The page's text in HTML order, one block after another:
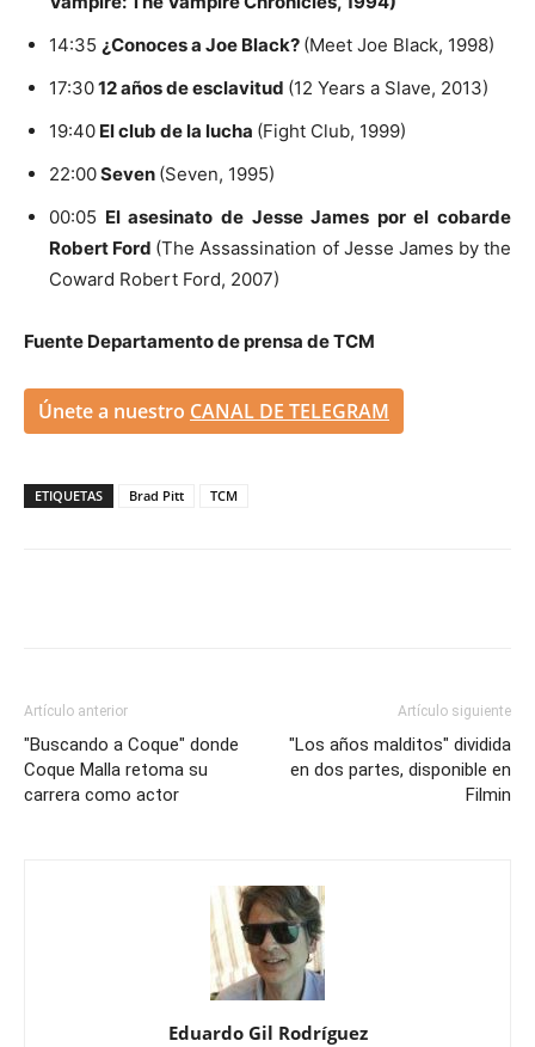
14:35 ¿Conoces a Joe Black? (Meet Joe Black, 1998)
17:3012 años de esclavitud (12 Years a Slave, 2013)
19:40 El club de la lucha (Fight Club, 1999)
22:00Seven (Seven, 1995)
00:05 El asesinato de Jesse James por el cobarde
Robert Ford (The Assassination of Jesse James by the
Coward Robert Ford, 2007)
Fuente Departamento de prensa de TCM
Únete a nuestro CANAL DE TELEGRAM
ETIQUETAS Brad Pitt TCM
Artículo anterior
"Buscando a Coque" donde
Coque Malla retoma su
carrera como actor
Artículo siguiente
"Los años malditos" dividida
en dos partes, disponible en
Filmin
Eduardo Gil Rodríguez